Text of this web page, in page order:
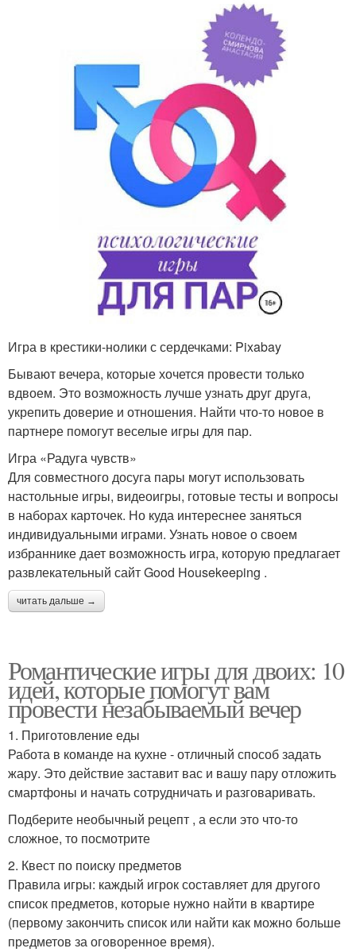
Игра в крестики-нолики с сердечками: Pixabay
Бывают вечера, которые хочется провести только
вдвоем. Это возможность лучше узнать друг друга,
укрепить доверие и отношения. Найти что-то новое в
партнере помогут веселые игры для пар.
Игра «Радуга чувств»
Для совместного досуга пары могут использовать
настольные игры, видеоигры, готовые тесты и вопросы
в наборах карточек. Но куда интереснее заняться
индивидуальными играми. Узнать новое о своем
избраннике дает возможность игра, которую предлагает
развлекательный сайт Good Housekeeping .
читать дальше →
Романтические игры для двоих: 10
идей, которые помогут вам
провести незабываемый вечер
1. Приготовление еды
Работа в команде на кухне - отличный способ задать
жару. Это действие заставит вас и вашу пару отложить
смартфоны и начать сотрудничать и разговаривать.
Подберите необычный рецепт , а если это что-то
сложное, то посмотрите
2. Квест по поиску предметов
Правила игры: каждый игрок составляет для другого
список предметов, которые нужно найти в квартире
(первому закончить список или найти как можно больше
предметов за оговоренное время).